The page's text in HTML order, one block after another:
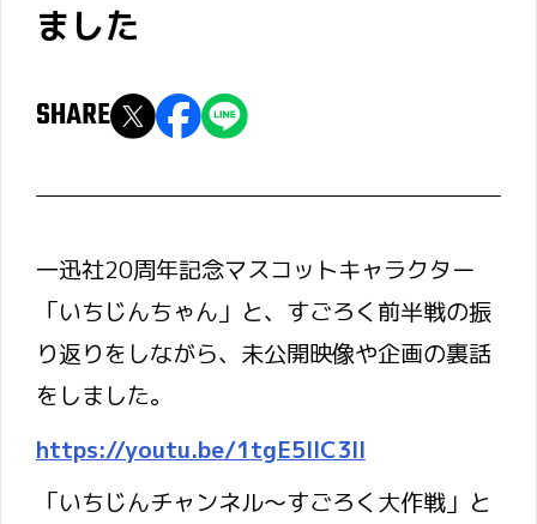
ました
SHARE
一迅社20周年記念マスコットキャラクター
「いちじんちゃん」と、すごろく前半戦の振
り返りをしながら、未公開映像や企画の裏話
をしました。
https://youtu.be/1tgE5llC3lI
「いちじんチャンネル～すごろく大作戦」と